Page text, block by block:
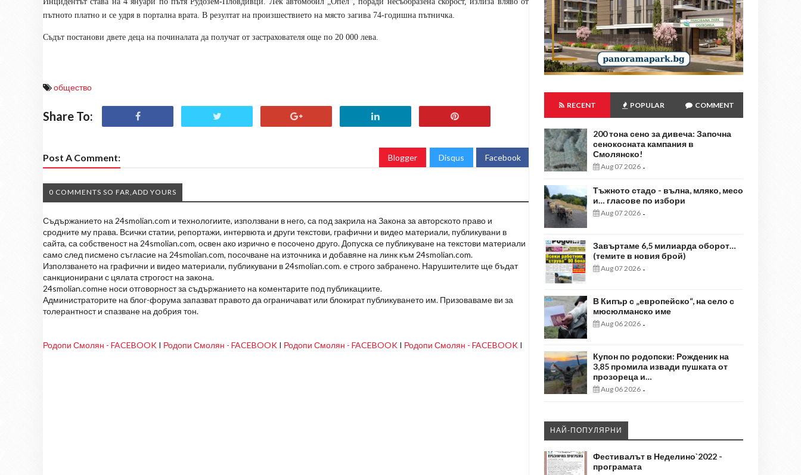
пътното платно и се удря в портална врата. В резултат на произшествието на място загива 74-годишна пътничка.
Съдът постанови двете деца на починалата да получат от застрахователя още по 20 000 лева.
общество
Share To:
Post A Comment: Blogger Disqus Facebook
0 COMMENTS SO FAR,ADD YOURS
Съдържанието на 24smolian.com и технологиите, използвани в него, са под закрила на Закона за авторското право и
сродните му права. Всички статии, репортажи, интервюта и други текстови, графични и видео материали, публикувани в
сайта, са собственост на 24smolian.com, освен ако изрично е посочено друго. Допуска се публикуване на текстови материали
само след писмено съгласие на 24smolian.com, посочване на източника и добавяне на линк към 24smolian.com.
Използването на графични и видео материали, публикувани в 24smolian.com. е строго забранено. Нарушителите ще бъдат
санкционирани с цялата строгост на закона.
24smolian.comне носи отговорност за съдържанието на коментарите под публикациите.
Администраторите на блог-форума запазват правото да ограничават или блокират публикуването им. Призоваваме ви за
толерантност и спазване на добрия тон.
Родопи Смолян - FACEBOOK I Родопи Смолян - FACEBOOK I Родопи Смолян - FACEBOOK I Родопи Смолян - FACEBOOK I
RECENT POPULAR COMMENT
200 тона сено за дивеча: Започна
сенокосната кампания в
Смолянско!
Aug 07 2026 -
Тъжното стадо - вълна, мляко, месо
и… гласове по избори
Aug 07 2026 -
Завъртаме 6,5 милиарда оборот…
(темите в новия брой)
Aug 07 2026 -
В Кипър с „европейско“, на село с
мюсюлманско име
Aug 06 2026 -
Купон по родопски: Рожденик на
3,85 промила извади пушката от
прозореца и…
Aug 06 2026 -
НАЙ-ПОПУЛЯРНИ
Фестивалът в Неделино`2022 -
програмата